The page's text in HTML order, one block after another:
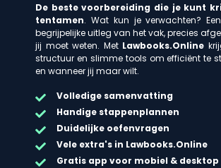
De beste voorbereiding die je kunt
tentamen. Wat kun je verwachten?
begrijpelijke uitleg van het vak, precies
jij moet weten. Met Lawbooks.Online
structuur en slimme tools om efficiënt te
en wanneer jij maar wilt.
Volledige samenvatting
Handige stappenplannen
Duidelijke oefenvragen
Vele extra's in Lawbooks.Online
Gratis app voor mobiel & desktop